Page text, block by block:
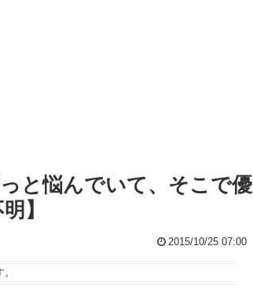
と悩んでいて、そこで優
】
2015/10/25 07:00